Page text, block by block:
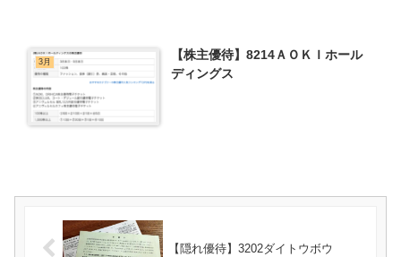
3月
【株主優待】8214ＡＯＫＩホール
ディングス
【隠れ優待】3202ダイトウボウ